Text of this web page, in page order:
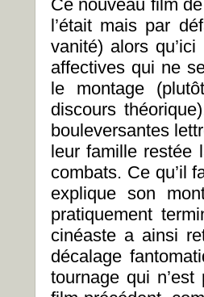
Ce nouveau film
l’était mais par
vanité) alors
affectives qui ne
le montage
discours
bouleversantes
leur famille restée
combats. Ce qu’il
explique son
pratiquement
cinéaste a ainsi
décalage
tournage qui